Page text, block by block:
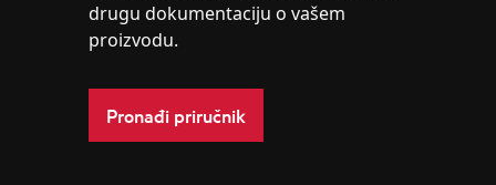
drugu dokumentaciju o vašem
proizvodu.
Pronađi priručnik